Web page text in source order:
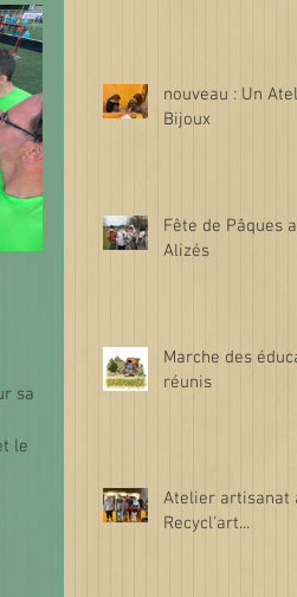
sa
le
nouveau : Un
Bijoux
Fête de Pâques
Alizés
Marche des
réunis
Atelier artisanat
Recycl'art...